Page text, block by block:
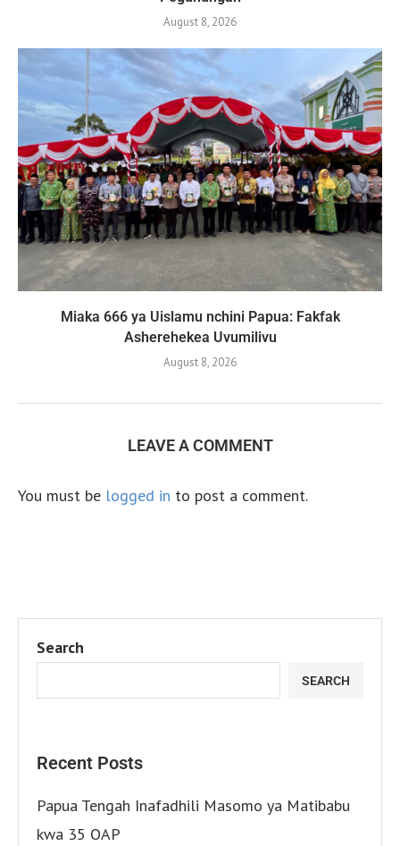
August 8, 2026
Miaka 666 ya Uislamu nchini Papua: Fakfak
Asherehekea Uvumilivu
August 8, 2026
LEAVE A COMMENT
You must be logged in to post a comment.
Search
SEARCH
Recent Posts
Papua Tengah Inafadhili Masomo ya Matibabu
kwa 35 OAP